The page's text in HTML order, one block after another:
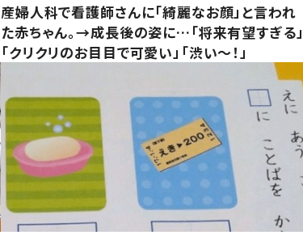
産婦人科で看護師さんに「綺麗なお顔」と言われ
た赤ちゃん。→成長後の姿に…「将来有望すぎる」
「クリクリのお目目で可愛い」「渋い～！」